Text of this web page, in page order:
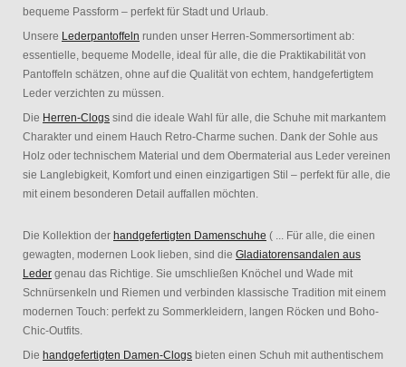
bequeme Passform – perfekt für Stadt und Urlaub.
Unsere Lederpantoffeln runden unser Herren-Sommersortiment ab:
essentielle, bequeme Modelle, ideal für alle, die die Praktikabilität von
Pantoffeln schätzen, ohne auf die Qualität von echtem, handgefertigtem
Leder verzichten zu müssen.
Die Herren-Clogs sind die ideale Wahl für alle, die Schuhe mit markantem
Charakter und einem Hauch Retro-Charme suchen. Dank der Sohle aus
Holz oder technischem Material und dem Obermaterial aus Leder vereinen
sie Langlebigkeit, Komfort und einen einzigartigen Stil – perfekt für alle, die
mit einem besonderen Detail auffallen möchten.
Die Kollektion der handgefertigten Damenschuhe ( ... Für alle, die einen
gewagten, modernen Look lieben, sind die Gladiatorensandalen aus
Leder genau das Richtige. Sie umschließen Knöchel und Wade mit
Schnürsenkeln und Riemen und verbinden klassische Tradition mit einem
modernen Touch: perfekt zu Sommerkleidern, langen Röcken und Boho-
Chic-Outfits.
Die handgefertigten Damen-Clogs bieten einen Schuh mit authentischem